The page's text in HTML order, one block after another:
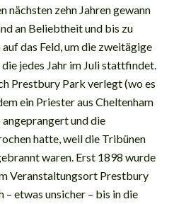
nächsten zehn Jahren gewann
an Beliebtheit und bis zu
das Feld, um die zweitägige
jedes Jahr im Juli stattfindet.
Prestbury Park verlegt (wo es
ein Priester aus Cheltenham
und die
hatte, weil die Tribünen
waren. Erst 1898 wurde
Veranstaltungsort Prestbury
etwas unsicher – bis in die